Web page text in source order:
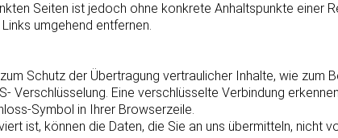
Seiten ist jedoch ohne konkrete Anhaltspunkte einer
umgehend entfernen.
Schutz der Übertragung vertraulicher Inhalte, wie zum
Verschlüsselung. Eine verschlüsselte Verbindung
Symbol in Ihrer Browserzeile.
ist, können die Daten, die Sie an uns übermitteln, nicht